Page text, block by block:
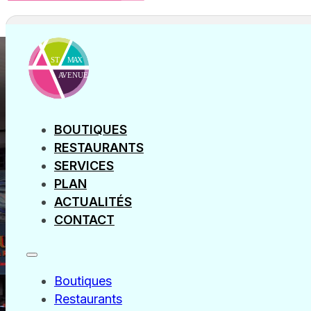
BOUTIQUES
RESTAURANTS
SERVICES
PLAN
ACTUALITÉS
CONTACT
Boutiques
Restaurants
Le pub-brasserie Au Bureau, avec son cadre
et conviviale.
Au Bureau Saint Maximin vous accueille 7j/7 à
Lundi